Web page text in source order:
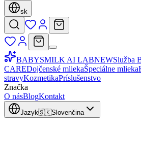
sk
BABYSMILK AI LABNEWSlužba
CAREDojčenské mliekaŠpeciálne mlieka
stravyKozmetikaPríslušenstvo
Značka
O násBlogKontakt
Jazyk🇸🇰Slovenčina